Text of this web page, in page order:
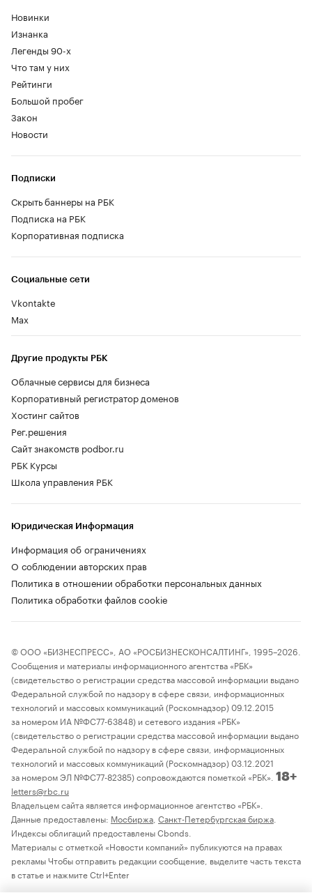
Новинки
Изнанка
Легенды 90-х
Что там у них
Рейтинги
Большой пробег
Закон
Новости
Социальные сети
Vkontakte
Max
Другие продукты РБК
Облачные сервисы для бизнеса
Корпоративный регистратор доменов
Хостинг сайтов
Рег.решения
Сайт знакомств podbor.ru
РБК Курсы
Школа управления РБК
Подписки
Скрыть баннеры на РБК
Подписка на РБК
Корпоративная подписка
Юридическая Информация
Информация об ограничениях
О соблюдении авторских прав
Политика в отношении обработки персональных данных
Политика обработки файлов cookie
© ООО «БИЗНЕСПРЕСС», АО «РОСБИЗНЕСКОНСАЛТИНГ», 1995–2026.
Сообщения и материалы информационного агентства «РБК»
(свидетельство о регистрации средства массовой информации выдано
Федеральной службой по надзору в сфере связи, информационных
технологий и массовых коммуникаций (Роскомнадзор) 09.12.2015
за номером ИА №ФС77-63848) и сетевого издания «РБК»
(свидетельство о регистрации средства массовой информации выдано
Федеральной службой по надзору в сфере связи, информационных
технологий и массовых коммуникаций (Роскомнадзор) 03.12.2021
за номером ЭЛ №ФС77-82385) сопровождаются пометкой «РБК». 18+
letters@rbc.ru
Владельцем сайта является информационное агентство «РБК».
Данные предоставлены: Мосбиржа Санкт-Петербургская биржа
Индексы облигаций предоставлены Cbonds.
Материалы с отметкой «Новости компаний» публикуются на правах
рекламы Чтобы отправить редакции сообщение, выделите часть текста
в статье и нажмите Ctrl+Enter